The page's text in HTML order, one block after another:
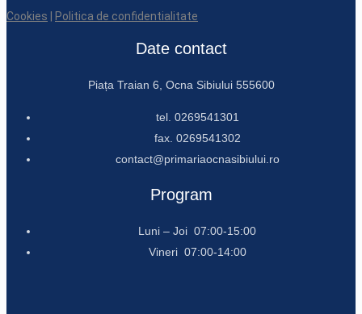
Cookies
Politica de confidentialitate
Date contact
Piața Traian 6, Ocna Sibiului 555600
tel. 0269541301
fax. 0269541302
contact@primariaocnasibiului.ro
Program
Luni – Joi 07:00-15:00
Vineri 07:00-14:00